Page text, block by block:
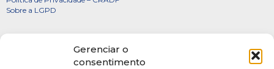
Gerenciar o
consentimento
Sobre a LGPD